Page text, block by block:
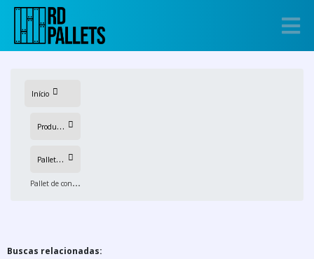
Início
P
rodutos
P
allets de plastico
P
allet de contenção para 1000 litros
Buscas relacionadas: